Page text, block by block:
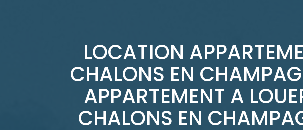
LOCATION
CHALONS EN
APPARTEMENT A
CHALONS EN